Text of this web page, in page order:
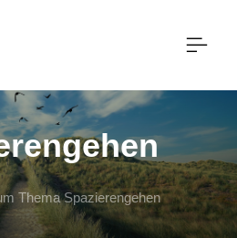
Thema Spazierengehen